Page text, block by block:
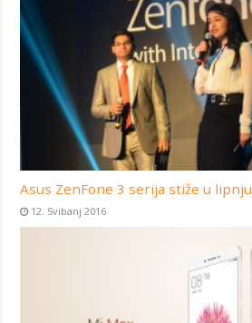
Asus ZenFone 3 serija stiže u lipnju
12. Svibanj 2016